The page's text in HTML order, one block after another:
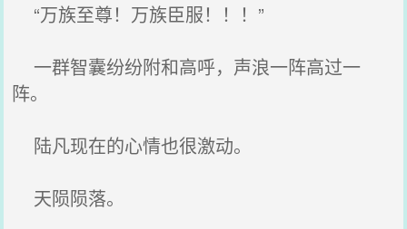
“万族至尊！万族臣服！！！”
一群智囊纷纷附和高呼，声浪一阵高过一
阵。
陆凡现在的心情也很激动。
天陨陨落。